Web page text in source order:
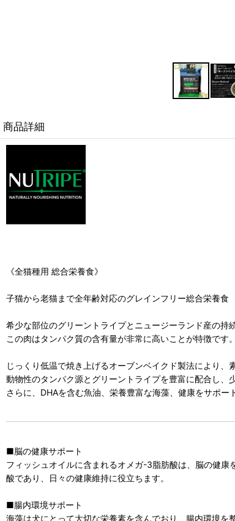
商品詳細
《全猫種用 総合栄養食》
子猫から老猫まで全年齢対応のグレインフリー総合栄養
希少な部位のグリーントライプとニュージーランド産の持
この肉はタンパク質の含有量が非常に高いことが特徴です。
じっくり低温で焼き上げるオーブンベイクド製法により、
動物性のタンパク源とグリーントライプを豊富に配合し、
さらに、DHAを含む魚油、栄養豊富な海藻、健康をサポ
■脳の健康サポート
フィッシュオイルに含まれるオメガ-3脂肪酸は、脳の健
酸であり、日々の健康維持に役立ちます。
■腸内環境サポート
海藻は犬にとって大切な栄養素を含んでおり、腸内環境